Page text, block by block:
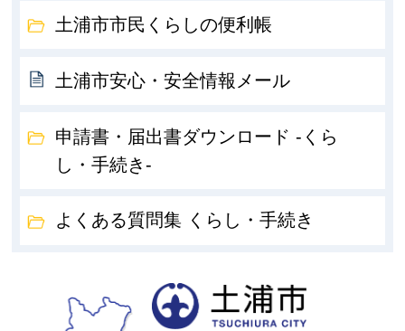
土浦市市民くらしの便利帳
土浦市安心・安全情報メール
申請書・届出書ダウンロード -くら
し・手続き-
よくある質問集 くらし・手続き